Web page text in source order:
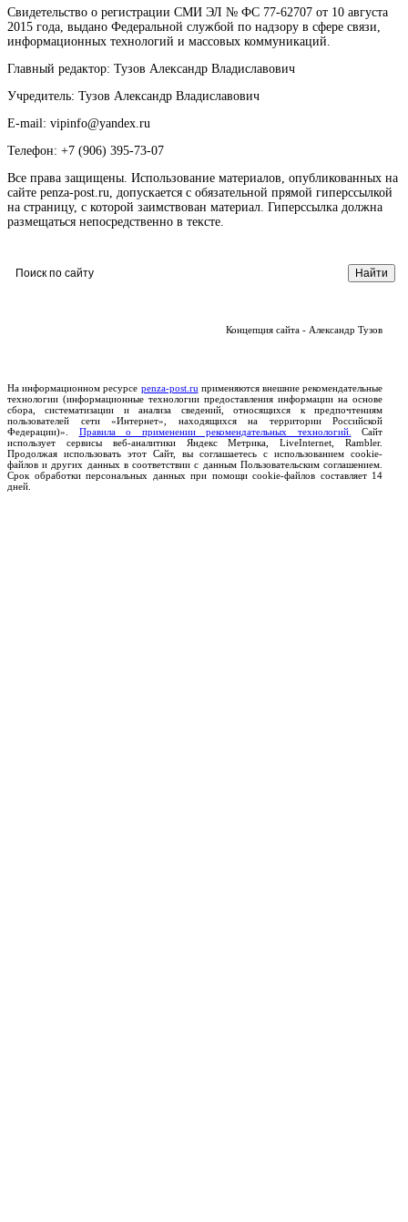
Свидетельство о регистрации СМИ ЭЛ № ФС 77-62707 от 10 августа
2015 года, выдано Федеральной службой по надзору в сфере связи,
информационных технологий и массовых коммуникаций.
Главный редактор: Тузов Александр Владиславович
Учредитель: Тузов Александр Владиславович
E-mail: vipinfo@yandex.ru
Телефон: +7 (906) 395-73-07
Все права защищены. Использование материалов, опубликованных на
сайте penza-post.ru, допускается с обязательной прямой гиперссылкой
на страницу, с которой заимствован материал. Гиперссылка должна
размещаться непосредственно в тексте.
Концепция сайта - Александр Тузов
На информационном ресурсе penza-post.ru применяются внешние рекомендательные
технологии (информационные технологии предоставления информации на основе
сбора, систематизации и анализа сведений, относящихся к предпочтениям
пользователей сети «Интернет», находящихся на территории Российской
Федерации)». Правила о применении рекомендательных технологий.
Сайт
использует сервисы веб-аналитики Яндекс Метрика, LiveInternet, Rambler.
Продолжая использовать этот Сайт, вы соглашаетесь с использованием cookie-
файлов и других данных в соответствии с данным Пользовательским соглашением.
Срок обработки персональных данных при помощи cookie-файлов составляет 14
дней.